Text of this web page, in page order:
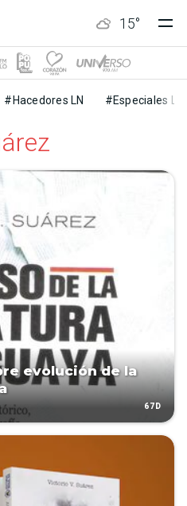
15°
#Hacedores LN #Especiales LN
evolución de la
67D